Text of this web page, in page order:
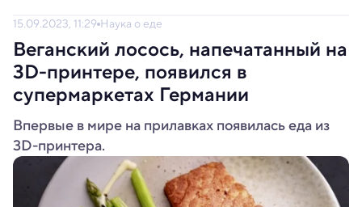
15.09.2023, 11:29 Наука о еде
Веганский лосось, напечатанный на
3D-принтере, появился в
супермаркетах Германии
Впервые в мире на прилавках появилась еда из
3D-принтера.